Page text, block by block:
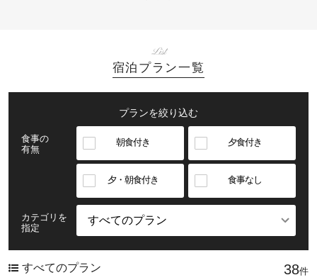
List
宿泊プラン一覧
プランを絞り込む
食事の
有無
朝食付き 夕食付き
夕・朝食付き 食事なし
カテゴリを
指定
すべてのプラン 38件